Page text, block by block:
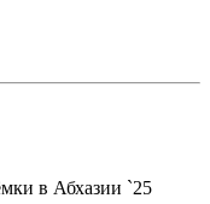
в Абхазии `25